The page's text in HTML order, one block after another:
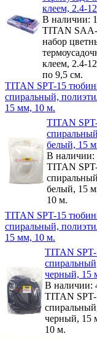
клеем, 2.4-
В наличии:
TITAN
набор
клеем, 2.4-
по 9,5 см.
TITAN SPT-15
спиральный,
15 мм, 10 м.
TITAN
белый, 15
В наличии:
TITAN
белый, 15
10 м.
TITAN SPT-15
спиральный,
15 мм, 10 м.
TITAN
черный, 15
В наличии:
TITAN
черный, 15
10 м.